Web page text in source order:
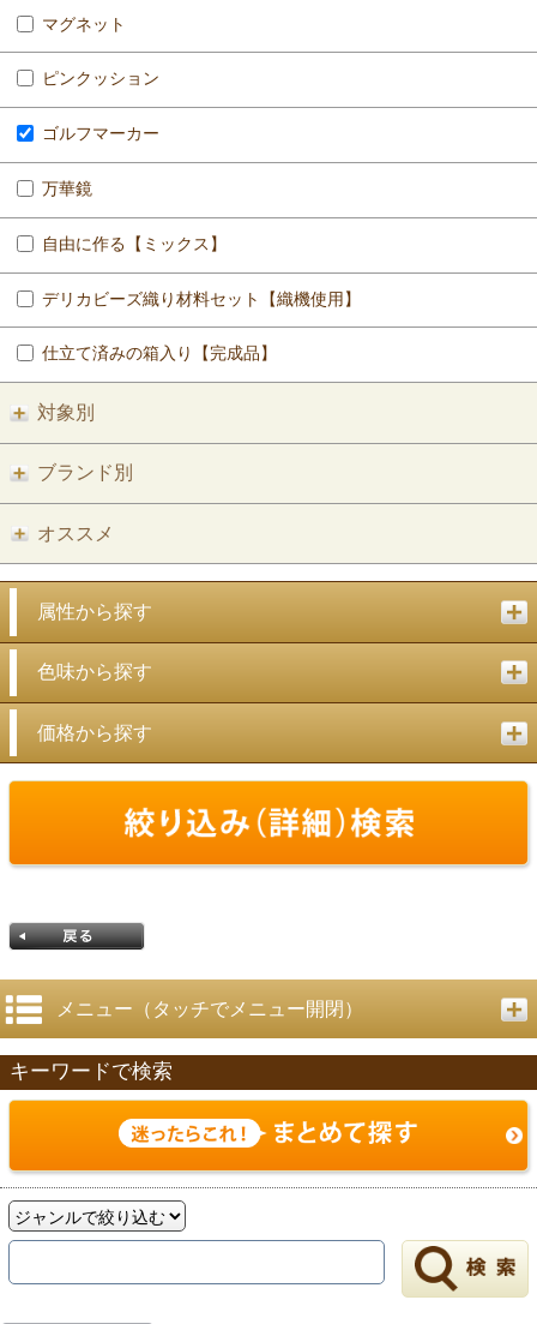
マグネット
ピンクッション
ゴルフマーカー
万華鏡
自由に作る【ミックス】
デリカビーズ織り材料セット【織機使用】
仕立て済みの箱入り【完成品】
対象別
ブランド別
オススメ
属性から探す
色味から探す
価格から探す
戻る
メニュー（タッチでメニュー開閉）
キーワードで検索